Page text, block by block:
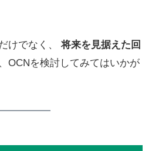
けでなく、将来を見据えた回
OCNを検討してみてはいかが